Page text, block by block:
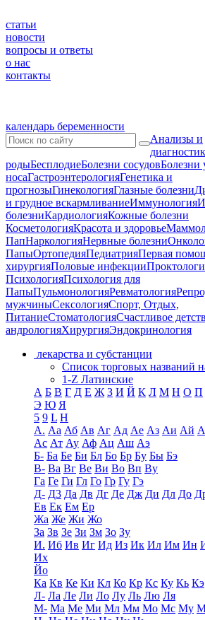
статьи
новости
вопросы и ответы
о нас
контакты
календарь беременности
Анализы и
родыБесплодиеБолезни сосудовБолезни
носаГастроэнтерологияГенетика и
прогнозыГинекологияГлазные болезни
и грудное вскармливаниеИммунология
болезниКардиологияКожные болезни
КосметологияКрасота и здоровье
ПапНаркологияНервные болезни
ПапыОртопедияПедиатрияПервая
хирургияПоловые инфекции
ПсихологияПсихология для
ПапыПульмонологияРевматология
мужчиныСексологияСпорт, Отдых,
ПитаниеСтоматологияСчастливое
андрологияХирургияЭндокринология
лекарства и субстанции
Список торговых названий
1-Z Латинские
А Б В Г Д Е Ж З И Й К Л М Н О П
Э Ю Я
5 9 L H
А. Аа Аб Ав Аг Ад Ае Аз Аи Ай
Ас Ат Ау Аф Ац Аш Аэ
Б- Ба Бе Би Бл Бо Бр Бу Бы Бэ
В- Ва Вг Ве Ви Во Вп Ву
Га Ге Ги Гл Го Гр Гу Гэ
Д- Д3 Да Дв Дг Де Дж Ди Дл До
Ев Ек Ем Ер
Жа Же Жи Жо
За Зв Зе Зи Зм Зо Зу
И. Иб Ив Иг Ид Из Ик Ил Им Ин
Их
Йо
Ка Кв Ке Ки Кл Ко Кр Кс Ку Кь Кэ
Л- Ла Ле Ли Ло Лу Ль Лю Ля
М- Ма Ме Ми Мл Мм Мо Мс Му